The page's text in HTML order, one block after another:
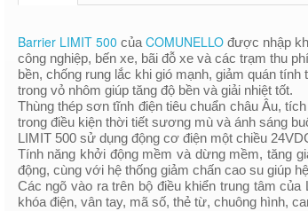
Barrier LIMIT 500 của COMUNELLOđược nhập
công nghiệp, bến xe, bãi đỗ xe và các trạm thu
bền, chống rung lắc khi gió mạnh, giảm quán
trong vỏ nhôm giúp tăng độ bền và giải nhiệt tốt.
Thùng thép sơn tĩnh điện tiêu chuẩn châu Âu,
trong điều kiện thời tiết sương mù và ánh sáng
LIMIT 500 sử dụng động cơ điện một chiều
Tính năng khởi động mềm và dừng mềm, tăng
động, cùng với hệ thống giảm chấn cao su giúp
Các ngõ vào ra trên bộ điều khiển trung tâm
khóa điện, vân tay, mã số, thẻ từ, chuông hình,